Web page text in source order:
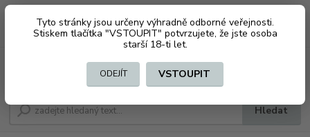
Tyto stránky jsou určeny výhradně odborné veřejnosti.
Stiskem tlačítka "VSTOUPIT" potvrzujete, že jste osoba
starší 18-ti let.
ODEJÍT VSTOUPIT
CZK
Hledat
+420 603794370 za0 Kč